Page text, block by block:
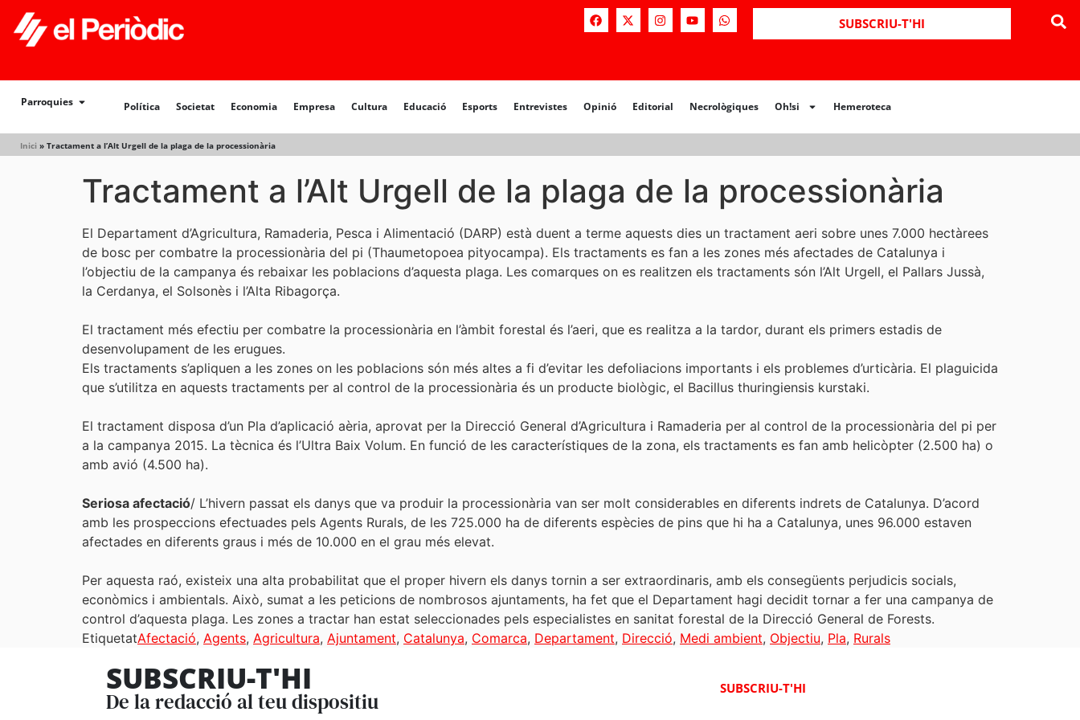
SUBSCRIU-T'HI
Parroquies Política Societat Economia Empresa Cultura Educació Esports Entrevistes Opinió Editorial Necrològiques Oh!si Hemeroteca
Inici » Tractament a l’Alt Urgell de la plaga de la processionària
Política Societat Opinió Editorial Necrològiques Hemeroteca
Tractament a l’Alt Urgell de la plaga de la processionària
El Departament d’Agricultura, Ramaderia, Pesca i Alimentació (DARP) està duent a terme aquests dies un tractament aeri sobre unes 7.000 hectàrees
de bosc per combatre la processionària del pi (Thaumetopoea pityocampa). Els tractaments es fan a les zones més afectades de Catalunya i
l’objectiu de la campanya és rebaixar les poblacions d’aquesta plaga. Les comarques on es realitzen els tractaments són l’Alt Urgell, el Pallars Jussà,
la Cerdanya, el Solsonès i l’Alta Ribagorça.
El tractament més efectiu per combatre la processionària en l’àmbit forestal és l’aeri, que es realitza a la tardor, durant els primers estadis de
desenvolupament de les erugues.
Els tractaments s’apliquen a les zones on les poblacions són més altes a fi d’evitar les defoliacions importants i els problemes d’urticària. El plaguicida
que s’utilitza en aquests tractaments per al control de la processionària és un producte biològic, el Bacillus thuringiensis kurstaki.
El tractament disposa d’un Pla d’aplicació aèria, aprovat per la Direcció General d’Agricultura i Ramaderia per al control de la processionària del pi per
a la campanya 2015. La tècnica és l’Ultra Baix Volum. En funció de les característiques de la zona, els tractaments es fan amb helicòpter (2.500 ha) o
amb avió (4.500 ha).
Seriosa afectació/ L’hivern passat els danys que va produir la processionària van ser molt considerables en diferents indrets de Catalunya. D’acord
amb les prospeccions efectuades pels Agents Rurals, de les 725.000 ha de diferents espècies de pins que hi ha a Catalunya, unes 96.000 estaven
afectades en diferents graus i més de 10.000 en el grau més elevat.
Per aquesta raó, existeix una alta probabilitat que el proper hivern els danys tornin a ser extraordinaris, amb els consegüents perjudicis socials,
econòmics i ambientals. Això, sumat a les peticions de nombrosos ajuntaments, ha fet que el Departament hagi decidit tornar a fer una campanya de
control d’aquesta plaga. Les zones a tractar han estat seleccionades pels especialistes en sanitat forestal de la Direcció General de Forests.
EtiquetatAfectació, Agents, Agricultura, Ajuntament, Catalunya, Comarca, Departament, Direcció, Medi ambient, Objectiu, Pla, Rurals
SUBSCRIU-T'HI
De la redacció al teu dispositiu
SUBSCRIU-T'HI